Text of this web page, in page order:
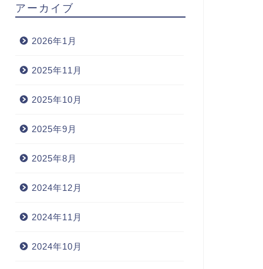
アーカイブ
2026年1月
2025年11月
2025年10月
2025年9月
2025年8月
2024年12月
2024年11月
2024年10月